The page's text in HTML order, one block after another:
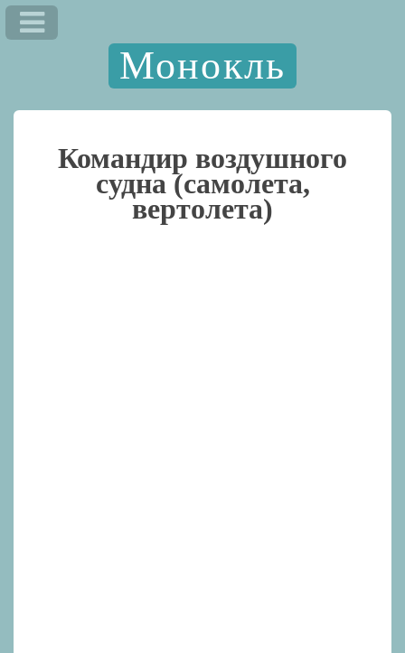
Монокль
Командир воздушного
судна (самолета,
вертолета)